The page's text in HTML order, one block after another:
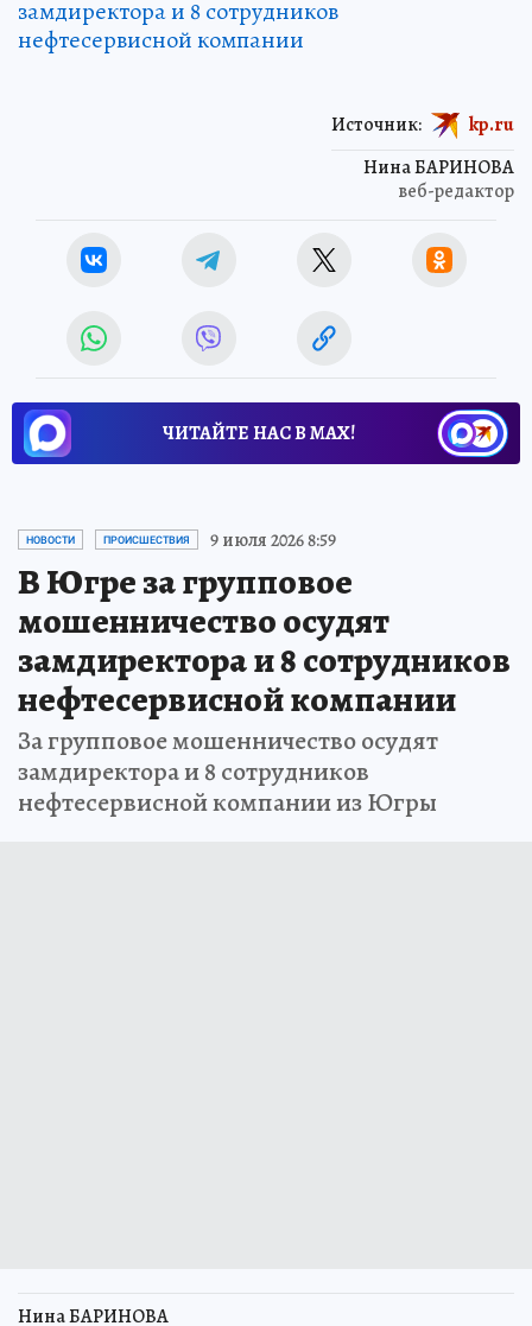
замдиректора и 8 сотрудников
нефтесервисной компании
Нина БАРИНОВА
веб-редактор
Источник: kp.ru
ЧИТАЙТЕ НАС В МАХ!
НОВОСТИ ПРОИСШЕСТВИЯ 9 июля 2026 8:59
В Югре за групповое
мошенничество осудят
замдиректора и 8 сотрудников
нефтесервисной компании
За групповое мошенничество осудят
замдиректора и 8 сотрудников
нефтесервисной компании из Югры
Нина БАРИНОВА